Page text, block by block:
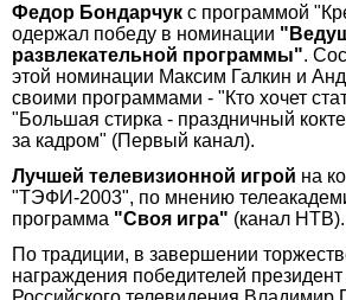
Федор Бондарчук с программой
одержал победу в номинации
развлекательной программы".
этой номинации Максим Галкин и
своими программами - "Кто хочет
"Большая стирка - праздничный
за кадром" (Первый канал).
Лучшей телевизионной игрой на
"ТЭФИ-2003", по мнению
программа "Своя игра" (канал НТВ).
По традиции, в завершении
награждения победителей